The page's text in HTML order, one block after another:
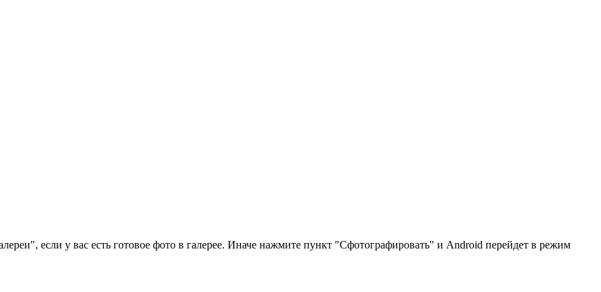
если у вас есть готовое фото в галерее. Иначе нажмите пункт "Сфотографировать" и Android перейдет в режим